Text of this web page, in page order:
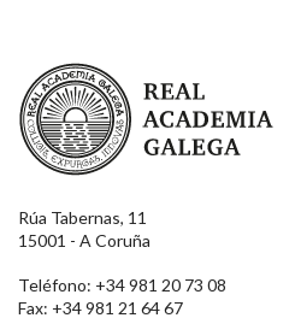
Real Academia Galega
Rúa Tabernas, 11
15001 - A Coruña
Teléfono: +34 981 20 73 08
Fax: +34 981 21 64 67